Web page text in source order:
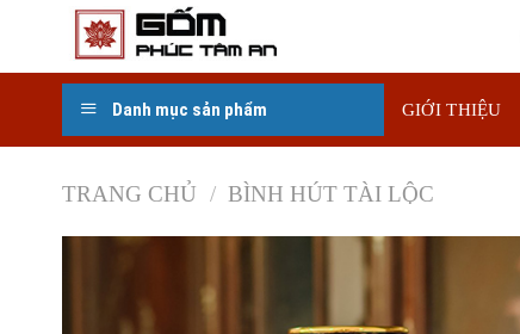
content
Danh mục sản phẩm GIỚI THIỆU
TRANG CHỦ / BÌNH HÚT TÀI LỘC